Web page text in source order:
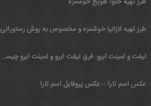
طرز تهیه لازانیا خوشمزه و مخصوص به روش رستورانی
لیفت و لمینت ابرو: فرق لیفت ابرو و لمینت ابرو چیست؟
عکس اسم تارا – عکس پروفایل اسم تارا